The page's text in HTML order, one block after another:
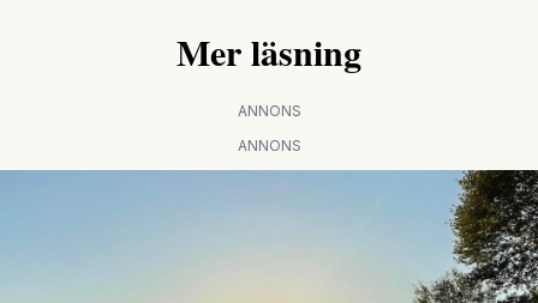
Mer läsning
ANNONS
ANNONS